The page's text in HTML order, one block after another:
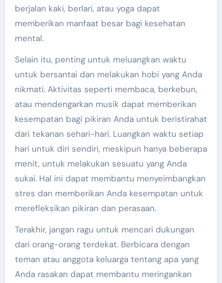
berjalan kaki, berlari, atau yoga dapat
memberikan manfaat besar bagi kesehatan
mental.
Selain itu, penting untuk meluangkan waktu
untuk bersantai dan melakukan hobi yang Anda
nikmati. Aktivitas seperti membaca, berkebun,
atau mendengarkan musik dapat memberikan
kesempatan bagi pikiran Anda untuk beristirahat
dari tekanan sehari-hari. Luangkan waktu setiap
hari untuk diri sendiri, meskipun hanya beberapa
menit, untuk melakukan sesuatu yang Anda
sukai. Hal ini dapat membantu menyeimbangkan
stres dan memberikan Anda kesempatan untuk
merefleksikan pikiran dan perasaan.
Terakhir, jangan ragu untuk mencari dukungan
dari orang-orang terdekat. Berbicara dengan
teman atau anggota keluarga tentang apa yang
Anda rasakan dapat membantu meringankan